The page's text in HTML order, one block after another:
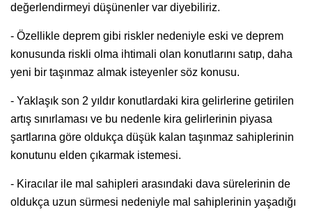
değerlendirmeyi düşünenler var diyebiliriz.
- Özellikle deprem gibi riskler nedeniyle eski ve deprem
konusunda riskli olma ihtimali olan konutlarını satıp, daha
yeni bir taşınmaz almak isteyenler söz konusu.
- Yaklaşık son 2 yıldır konutlardaki kira gelirlerine getirilen
artış sınırlaması ve bu nedenle kira gelirlerinin piyasa
şartlarına göre oldukça düşük kalan taşınmaz sahiplerinin
konutunu elden çıkarmak istemesi.
- Kiracılar ile mal sahipleri arasındaki dava sürelerinin de
oldukça uzun sürmesi nedeniyle mal sahiplerinin yaşadığı